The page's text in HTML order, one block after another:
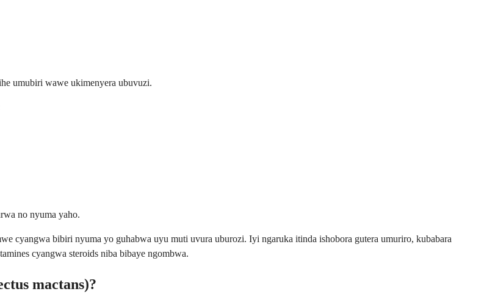
umubiri wawe ukimenyera ubuvuzi.
no nyuma yaho.
cyangwa bibiri nyuma yo guhabwa uyu muti uvura uburozi. Iyi ngaruka itinda ishobora gutera umuriro, kubabara
cyangwa steroids niba bibaye ngombwa.
mactans)?